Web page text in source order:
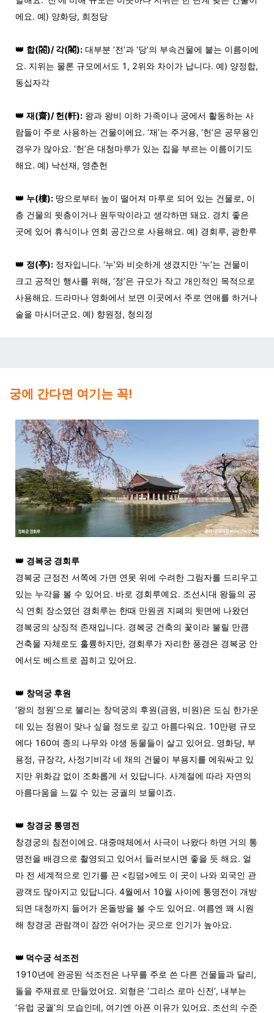
에요. 예) 양화당, 희정당
👑 합(閤)/ 각(閣): 대부분 ‘전’과 ‘당’의 부속건물에 붙는 이름이에
요. 지위는 물론 규모에서도 1, 2위와 차이가 납니다. 예) 양정합,
동십자각
👑 재(齋)/ 헌(軒): 왕과 왕비 이하 가족이나 궁에서 활동하는 사
람들이 주로 사용하는 건물이에요. ‘재’는 주거용, ‘헌’은 공무용인
경우가 많아요. ‘헌’은 대청마루가 있는 집을 부르는 이름이기도
해요. 예) 낙선재, 영춘헌
👑 누(樓): 땅으로부터 높이 떨어져 마루로 되어 있는 건물로, 이
층 건물의 윗층이거나 원두막이라고 생각하면 돼요. 경치 좋은
곳에 있어 휴식이나 연회 공간으로 사용해요. 예) 경회루, 광한루
👑 정(亭): 정자입니다. ‘누’와 비슷하게 생겼지만 ‘누’는 건물이
크고 공적인 행사를 위해, ‘정’은 규모가 작고 개인적인 목적으로
사용해요. 드라마나 영화에서 보면 이곳에서 주로 연애를 하거나
술을 마시더군요. 예) 향원정, 청의정
궁에 간다면 여기는 꼭!
👑 경복궁 경회루
경복궁 근정전 서쪽에 가면 연못 위에 수려한 그림자를 드리우고
있는 누각을 볼 수 있어요. 바로 경회루예요. 조선시대 왕들의 공
식 연회 장소였던 경회루는 한때 만원권 지폐의 뒷면에 나왔던
경복궁의 상징적 존재입니다. 경복궁 건축의 꽃이라 불릴 만큼
건축물 자체로도 훌륭하지만, 경회루가 자리한 풍경은 경복궁 안
에서도 베스트로 꼽히고 있어요.
👑 창덕궁 후원
‘왕의 정원’으로 불리는 창덕궁의 후원(금원, 비원)은 도심 한가운
데 있는 정원이 맞나 싶을 정도로 깊고 아름다워요. 10만평 규모
에다 160여 종의 나무와 야생 동물들이 살고 있어요. 영화당, 부
용정, 규장각, 사정기비각 네 채의 건물이 부용지를 에워싸고 있
지만 위화감 없이 조화롭게 서 있답니다. 사계절에 따라 자연의
아름다움을 느낄 수 있는 궁궐의 보물이죠.
👑 창경궁 통명전
창경궁의 침전이에요. 대중매체에서 사극이 나왔다 하면 거의 통
명전을 배경으로 촬영되고 있어서 들러보시면 좋을 듯 해요. 얼
마 전 세계적으로 인기를 끈 <킹덤>에도 이 곳이 나와 외국인 관
광객도 많아지고 있답니다. 4월에서 10월 사이에 통명전이 개방
되면 대청까지 들어가 온돌방을 볼 수도 있어요. 여름엔 꽤 시원
해 창경궁 관람객이 잠깐 쉬어가는 곳으로 인기가 높아요.
👑 덕수궁 석조전
1910년에 완공된 석조전은 나무를 주로 쓴 다른 건물들과 달리,
돌을 주재료로 만들었어요. 외형은 ‘그리스 로마 신전’, 내부는
‘유럽 궁궐’의 모습인데, 여기엔 아픈 이유가 있어요. 조선의 수준